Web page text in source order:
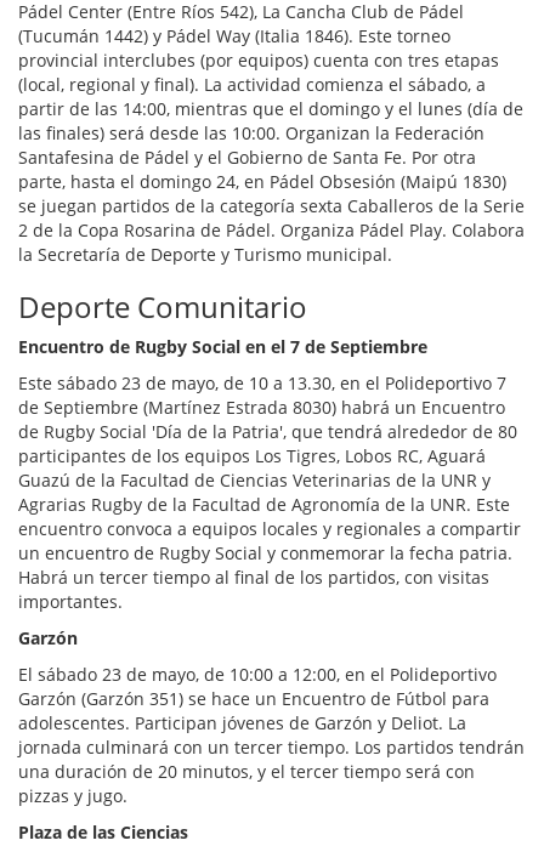
Pádel Center (Entre Ríos 542), La Cancha Club de Pádel
(Tucumán 1442) y Pádel Way (Italia 1846). Este torneo
provincial interclubes (por equipos) cuenta con tres etapas
(local, regional y final). La actividad comienza el sábado, a
partir de las 14:00, mientras que el domingo y el lunes (día de
las finales) será desde las 10:00. Organizan la Federación
Santafesina de Pádel y el Gobierno de Santa Fe. Por otra
parte, hasta el domingo 24, en Pádel Obsesión (Maipú 1830)
se juegan partidos de la categoría sexta Caballeros de la Serie
2 de la Copa Rosarina de Pádel. Organiza Pádel Play. Colabora
la Secretaría de Deporte y Turismo municipal.
Deporte Comunitario
Encuentro de Rugby Social en el 7 de Septiembre
Este sábado 23 de mayo, de 10 a 13.30, en el Polideportivo 7
de Septiembre (Martínez Estrada 8030) habrá un Encuentro
de Rugby Social 'Día de la Patria', que tendrá alrededor de 80
participantes de los equipos Los Tigres, Lobos RC, Aguará
Guazú de la Facultad de Ciencias Veterinarias de la UNR y
Agrarias Rugby de la Facultad de Agronomía de la UNR. Este
encuentro convoca a equipos locales y regionales a compartir
un encuentro de Rugby Social y conmemorar la fecha patria.
Habrá un tercer tiempo al final de los partidos, con visitas
importantes.
Garzón
El sábado 23 de mayo, de 10:00 a 12:00, en el Polideportivo
Garzón (Garzón 351) se hace un Encuentro de Fútbol para
adolescentes. Participan jóvenes de Garzón y Deliot. La
jornada culminará con un tercer tiempo. Los partidos tendrán
una duración de 20 minutos, y el tercer tiempo será con
pizzas y jugo.
Plaza de las Ciencias